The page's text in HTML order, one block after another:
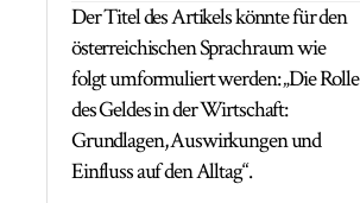
Der Titel des Artikels könnte für den
österreichischen Sprachraum wie
folgt umformuliert werden: „Die Rolle
des Geldes in der Wirtschaft:
Grundlagen, Auswirkungen und
Einfluss auf den Alltag“.